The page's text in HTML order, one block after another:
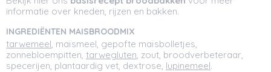
informatie over kneden, rijzen en bakken.
INGREDIËNTEN MAISBROODMIX
tarwemeel, maïsmeel, gepofte maïsbolletjes,
zonnebloempitten, tarwegluten, zout, broodverbeteraar,
specerijen, plantaardig vet, dextrose, lupinemeel.